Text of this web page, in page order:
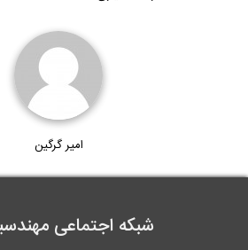
امیر گرگین
شبکه اجتماعی مهندسین